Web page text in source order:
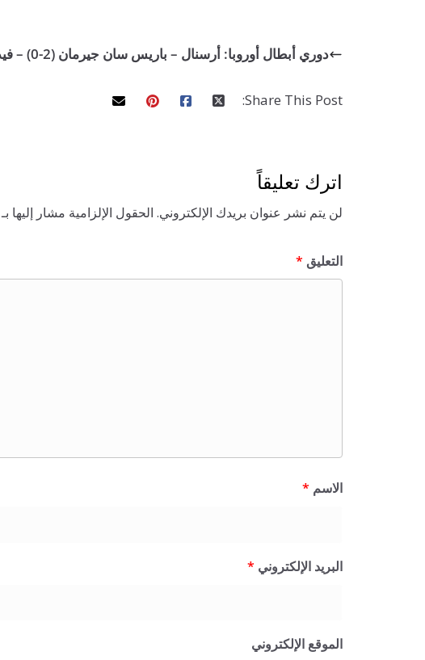
دوري أبطال أوروبا: أرسنال – باريس سان جيرمان (2-0) – فيديو الأهداف
Share This Post:
اترك تعليقاً
لن يتم نشر عنوان بريدك الإلكتروني. الحقول الإلزامية مشار إليها بـ
التعليق *
الاسم *
البريد الإلكتروني *
الموقع الإلكتروني